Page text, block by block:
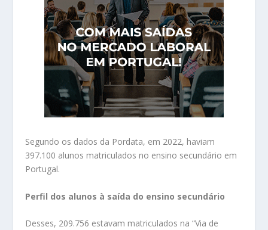
Segundo os dados da Pordata, em 2022, haviam
397.100 alunos matriculados no ensino secundário em
Portugal.
Perfil dos alunos à saída do ensino secundário
Desses, 209.756 estavam matriculados na “Via de